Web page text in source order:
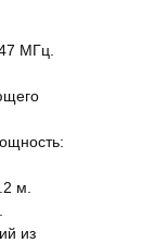
МГц.
м.
из